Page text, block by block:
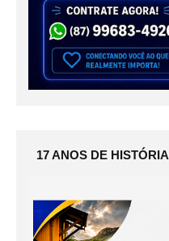
17 ANOS DE HISTÓRIA